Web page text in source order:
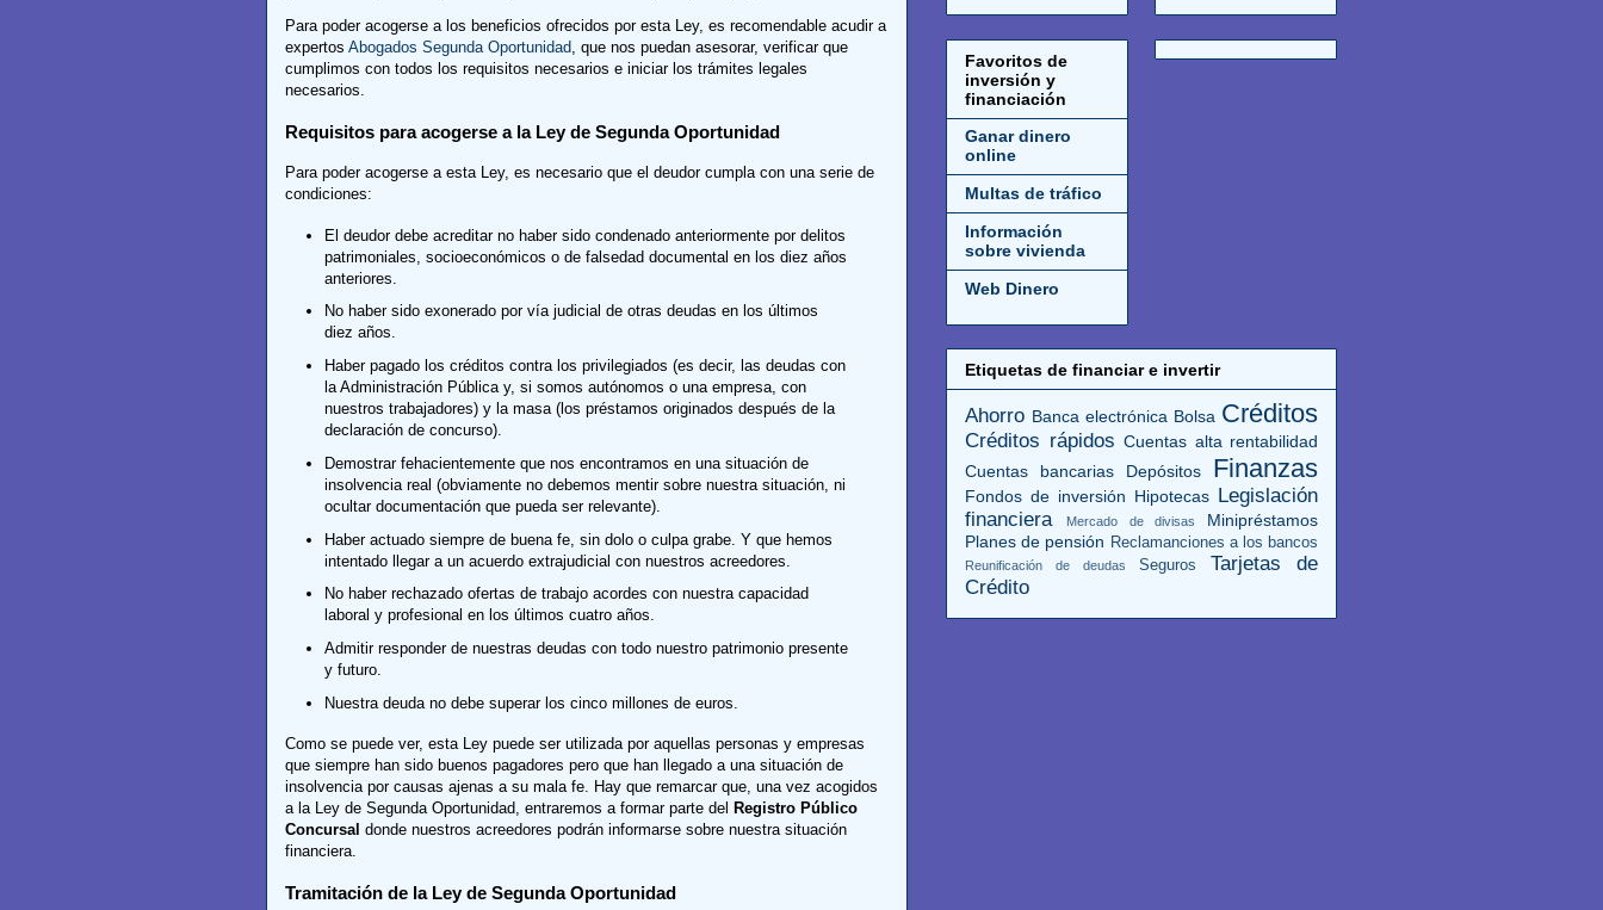
Para poder acogerse a los beneficios ofrecidos por esta Ley, es recomendable acudir a
expertos Abogados Segunda Oportunidad , que nos puedan asesorar, verificar que
cumplimos con todos los requisitos necesarios e iniciar los trámites legales
necesarios.
Requisitos para acogerse a la Ley de Segunda Oportunidad
Para poder acogerse a esta Ley, es necesario que el deudor cumpla con una serie de
condiciones:
El deudor debe acreditar no haber sido condenado anteriormente por delitos
patrimoniales, socioeconómicos o de falsedad documental en los diez años
anteriores.
No haber sido exonerado por vía judicial de otras deudas en los últimos
diez años.
Haber pagado los créditos contra los privilegiados (es decir, las deudas con
la Administración Pública y, si somos autónomos o una empresa, con
nuestros trabajadores) y la masa (los préstamos originados después de la
declaración de concurso).
Demostrar fehacientemente que nos encontramos en una situación de
insolvencia real (obviamente no debemos mentir sobre nuestra situación, ni
ocultar documentación que pueda ser relevante).
Haber actuado siempre de buena fe, sin dolo o culpa grabe. Y que hemos
intentado llegar a un acuerdo extrajudicial con nuestros acreedores.
No haber rechazado ofertas de trabajo acordes con nuestra capacidad
laboral y profesional en los últimos cuatro años.
Admitir responder de nuestras deudas con todo nuestro patrimonio presente
y futuro.
Nuestra deuda no debe superar los cinco millones de euros.
Como se puede ver, esta Ley puede ser utilizada por aquellas personas y empresas
que siempre han sido buenos pagadores pero que han llegado a una situación de
insolvencia por causas ajenas a su mala fe. Hay que remarcar que, una vez acogidos
a la Ley de Segunda Oportunidad, entraremos a formar parte del Registro Público
Concursal donde nuestros acreedores podrán informarse sobre nuestra situación
financiera.
Tramitación de la Ley de Segunda Oportunidad
Favoritos de
inversión y
financiación
Ganar dinero
online
Multas de tráfico
Información
sobre vivienda
Web Dinero
Etiquetas de financiar e invertir
Ahorro Banca electrónica Bolsa Créditos
Créditos rápidos Cuentas alta rentabilidad
Cuentas bancarias
Depósitos Finanzas
Fondos de inversión Hipotecas Legislación
financiera
Mercado de divisas
Minipréstamos
Planes de pensión Reclamanciones a los bancos
Reunificación de deudas Seguros
Tarjetas de
Crédito